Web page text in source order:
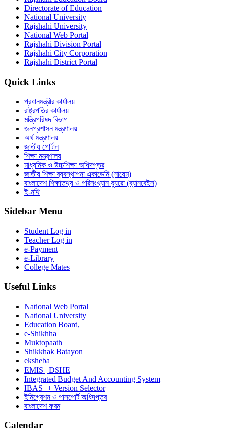
Directorate of Education
National University
Rajshahi University
National Web Portal
Rajshahi Division Portal
Rajshahi City Corporation
Rajshahi District Portal
Quick Links
প্রধানমন্ত্রীর কার্যালয়
রাষ্ট্রপতির কার্যালয়
মন্ত্রিপরিষদ বিভাগ
জনপ্রশাসন মন্ত্রণালয়
অর্থ মন্ত্রণালয়
জাতীয় পোর্টাল
শিক্ষা মন্ত্রণালয়
মাধ্যমিক ও উচ্চশিক্ষা অধিদপ্তর
জাতীয় শিক্ষা ব্যবস্থাপনা একাডেমি (নায়েম)
বাংলাদেশ শিক্ষাতথ্য ও পরিসংখ্যান ব্যুরো (ব্যানবেইস)
ই-নথি
Sidebar Menu
Student Log in
Teacher Log in
e-Payment
e-Library
College Mates
Useful Links
National Web Portal
National University
Education Board,
e-Shikhha
Muktopaath
Shikkhak Batayon
eksheba
EMIS | DSHE
Integrated Budget And Accounting System
IBAS++ Version Selector
ইমিগ্রেশন ও পাসপোর্ট অধিদপ্তর
বাংলাদেশ ফরম
Calendar